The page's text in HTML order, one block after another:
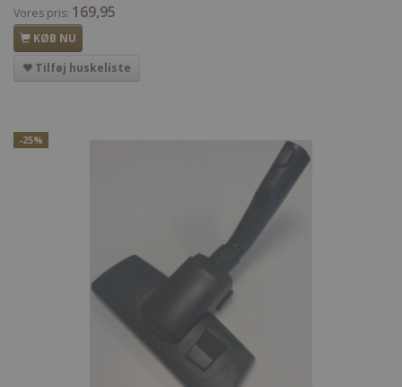
Vores pris: 169,95
KØB NU
Tilføj huskeliste
-25%